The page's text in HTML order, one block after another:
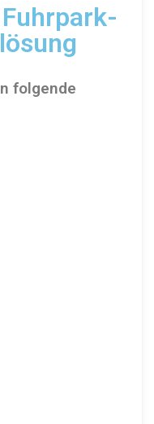
Fuhrpark-
folgende